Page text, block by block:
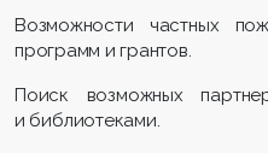
Возможности частных
программ и грантов.
Поиск возможных
и библиотеками.